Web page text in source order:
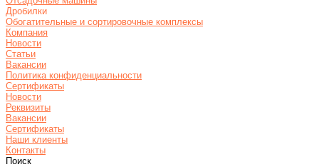
Дробилки
Обогатительные и сортировочные комплексы
Компания
Новости
Статьи
Вакансии
Политика конфиденциальности
Сертификаты
Новости
Реквизиты
Вакансии
Сертификаты
Наши клиенты
Контакты
Поиск